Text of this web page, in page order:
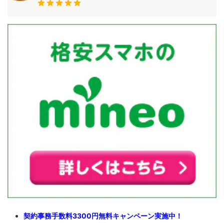
契約事務手数料3300円無料キャンペーン実施中！